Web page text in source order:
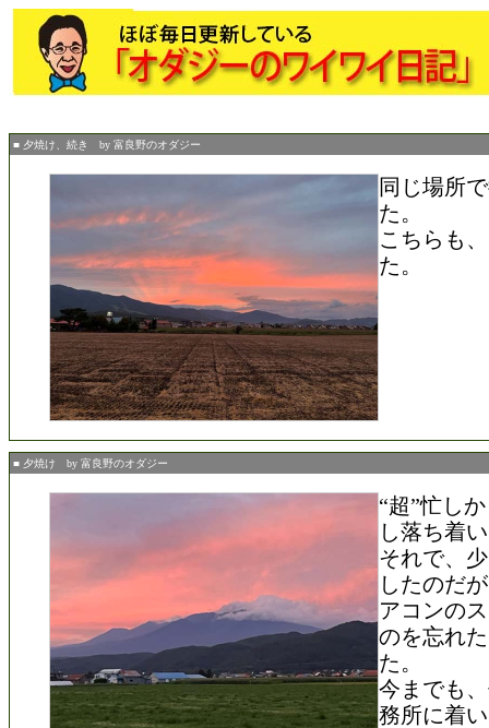
■ 夕焼け、続き by 富良野のオダジー
同じ場所
た。
こちらも
た。
■ 夕焼け by 富良野のオダジー
“超”忙し
し落ち着
それで、
したのだ
アコンの
のを忘れ
た。
今までも
務所に着